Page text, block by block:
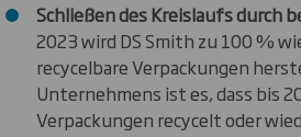
Schließen des Kreislaufs durch
2023 wird DS Smith zu 100 %
recycelbare Verpackungen
Unternehmens ist es, dass bis
Verpackungen recycelt oder